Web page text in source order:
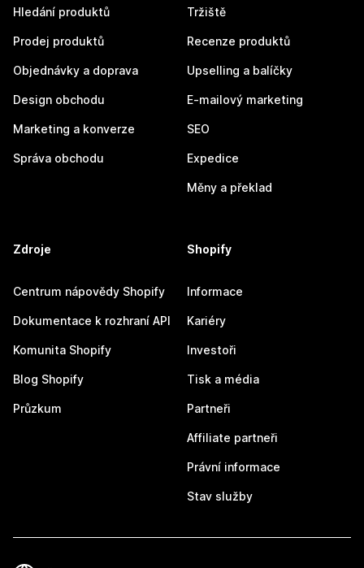
Hledání produktů
Prodej produktů
Objednávky a doprava
Design obchodu
Marketing a konverze
Správa obchodu
Tržiště
Recenze produktů
Upselling a balíčky
E-mailový marketing
SEO
Expedice
Měny a překlad
Zdroje
Centrum nápovědy Shopify
Dokumentace k rozhraní API
Komunita Shopify
Blog Shopify
Průzkum
Shopify
Informace
Kariéry
Investoři
Tisk a média
Partneři
Affiliate partneři
Právní informace
Stav služby